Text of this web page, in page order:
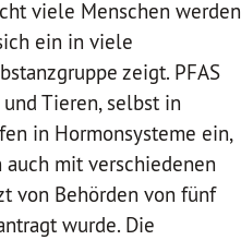
viele Menschen werden
ein in viele
zeigt. PFAS
Tieren, selbst in
in Hormonsysteme ein,
mit verschiedenen
von Behörden von fünf
wurde. Die